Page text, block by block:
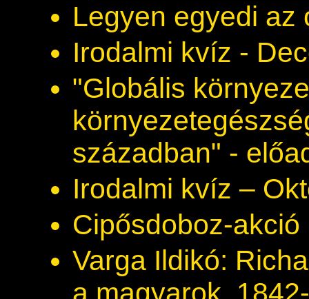
Legyen egyedi az
Irodalmi kvíz -
"Globális
században" -
Irodalmi kvíz –
Cipősdoboz-akció
Varga Ildikó: